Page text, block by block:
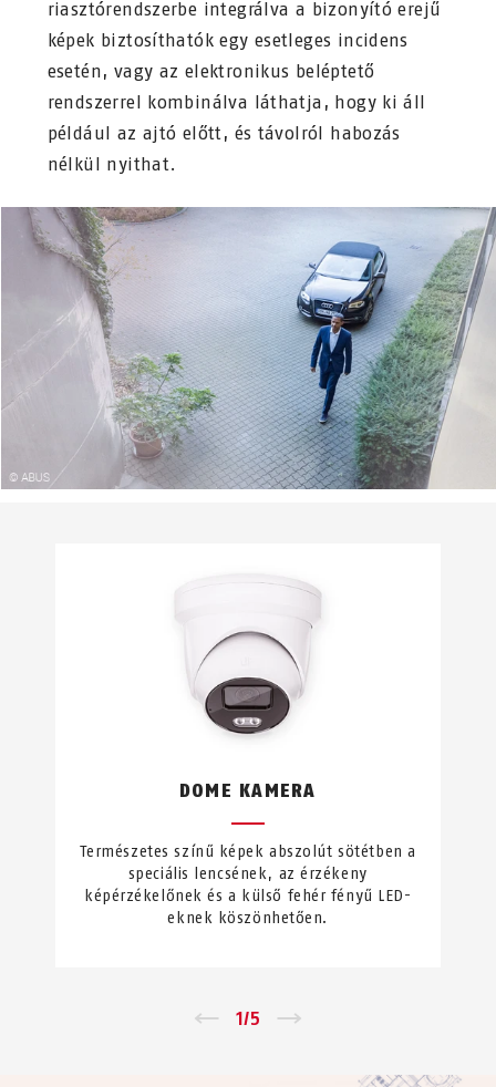
riasztórendszerbe integrálva a bizonyító erejű
képek biztosíthatók egy esetleges incidens
esetén, vagy az elektronikus beléptető
rendszerrel kombinálva láthatja, hogy ki áll
például az ajtó előtt, és távolról habozás
nélkül nyithat.
DOME KAMERA
Természetes színű képek abszolút sötétben a
speciális lencsének, az érzékeny
képérzékelőnek és a külső fehér fényű LED-
eknek köszönhetően.
1/5